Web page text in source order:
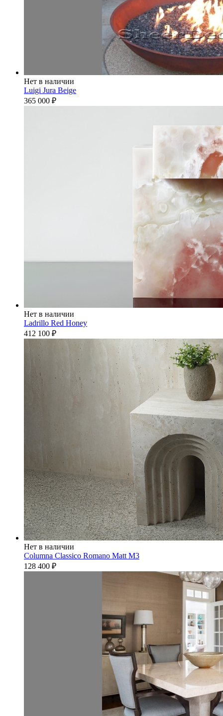
Нет в наличии
Luigi Jura Beige
365 000 ₽
Нет в наличии
Ladrillo Red Honey
412 100 ₽
Нет в наличии
Columna Classico Romano Matt M3
128 400 ₽